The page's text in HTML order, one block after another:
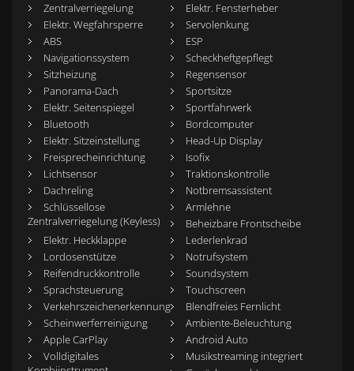
Zentralverriegelung
Elektr. Fensterheber
Elektr. Wegfahrsperre
Servolenkung
ABS
ESP
Navigationssystem
Scheckheftgepflegt
Sitzheizung
Regensensor
Panorama-Dach
Sportsitze
Elektr. Seitenspiegel
Sportfahrwerk
Bluetooth
Bordcomputer
Elektr. Sitzeinstellung
Head-Up Display
Freisprecheinrichtung
Isofix
Lichtsensor
Traktionskontrolle
Dachreling
Notbremsassistent
Schlüssellose
Zentralverriegelung (Keyless)
Armlehne
Beheizbare Frontscheibe
Elektr. Heckklappe
Lederlenkrad
Lordosenstütze
Notrufsystem
Reifendruckkontrolle
Soundsystem
Sprachsteuerung
Touchscreen
Verkehrszeichenerkennung
Blendfreies Fernlicht
Scheinwerferreinigung
Ambiente-Beleuchtung
Apple CarPlay
Android Auto
Volldigitales
Musikstreaming integriert